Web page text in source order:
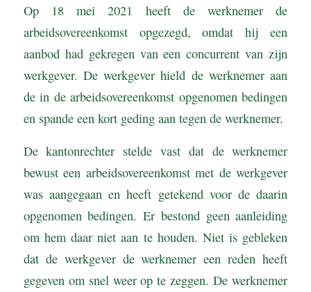
Op 18 mei 2021 heeft de werknemer de
arbeidsovereenkomst opgezegd, omdat hij een
aanbod had gekregen van een concurrent van zijn
werkgever. De werkgever hield de werknemer aan
de in de arbeidsovereenkomst opgenomen bedingen
en spande een kort geding aan tegen de werknemer.
De kantonrechter stelde vast dat de werknemer
bewust een arbeidsovereenkomst met de werkgever
was aangegaan en heeft getekend voor de daarin
opgenomen bedingen. Er bestond geen aanleiding
om hem daar niet aan te houden. Niet is gebleken
dat de werkgever de werknemer een reden heeft
gegeven om snel weer op te zeggen. De werknemer